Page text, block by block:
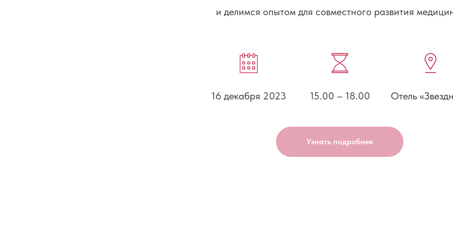
и делимся опытом для совместного развития
16 декабря 2023 15.00 – 18.00 Отель
Узнать подробнее